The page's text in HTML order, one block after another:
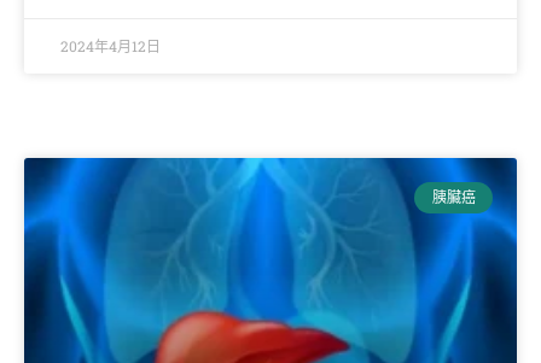
2024年4月12日
胰臟癌